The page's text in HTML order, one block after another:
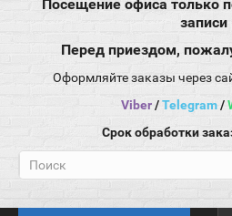
Посещение офиса только
записи
Перед приездом,
Оформляйте заказы через
Viber/Telegram/
Срок обработки